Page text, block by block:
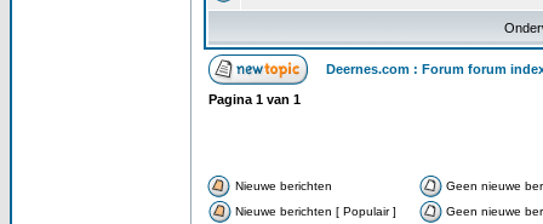
Deernes.com : Forum forum
Pagina 1 van 1
Nieuwe berichten
Geen nieuwe
Nieuwe berichten [ Populair ]
Geen nieuwe